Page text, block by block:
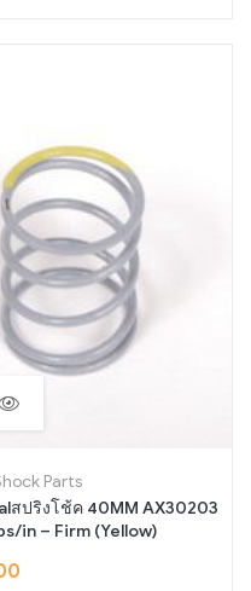
Parts
สปริงโช้ค 40MM AX30203
in – Firm (Yellow)